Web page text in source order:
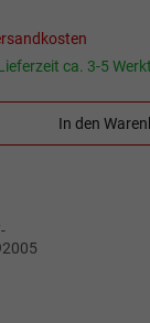
zzgl. Versandkosten
ca. 3-5
Anzahl: Gib
In den